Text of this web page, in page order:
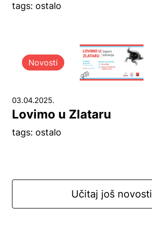
tags: ostalo
Novosti
03.04.2025.
Lovimo u Zlataru
tags: ostalo
Učitaj još novosti